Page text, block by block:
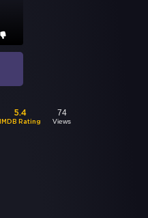
5.4
IMDB Rating
74
Views